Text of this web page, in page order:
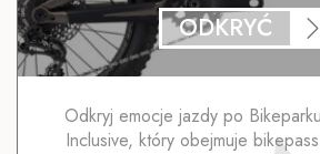
ODKRYĆ
Odkryj emocje jazdy po
Inclusive, który obejmuje